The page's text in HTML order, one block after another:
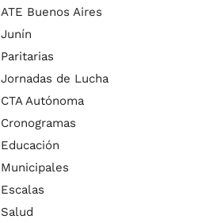
ATE Buenos Aires
Junín
Paritarias
Jornadas de Lucha
CTA Autónoma
Cronogramas
Educación
Municipales
Escalas
Salud